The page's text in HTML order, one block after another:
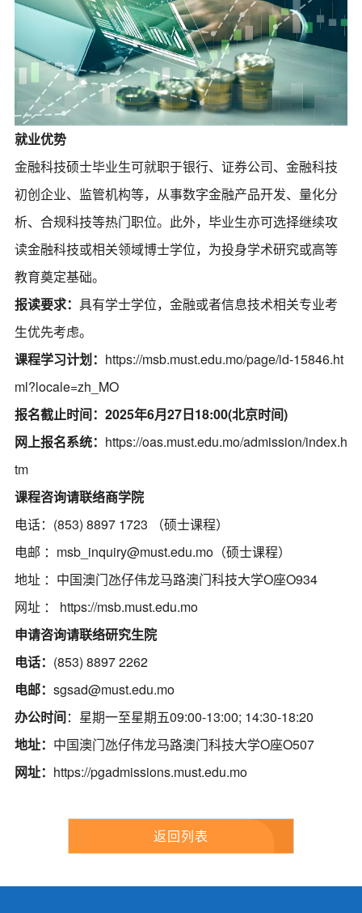
就业优势
金融科技硕士毕业生可就职于银行、证券公司、金融科技
初创企业、监管机构等，从事数字金融产品开发、量化分
析、合规科技等热门职位。此外，毕业生亦可选择继续攻
读金融科技或相关领域博士学位，为投身学术研究或高等
教育奠定基础。
报读要求： 具有学士学位，金融或者信息技术相关专业考
生优先考虑。
课程学习计划： https://msb.must.edu.mo/page/id-15846.ht
ml?locale=zh_MO
报名截止时间：2025年6月27日18:00(北京时间)
网上报名系统： https://oas.must.edu.mo/admission/index.h
tm
课程咨询请联络商学院
电话：(853) 8897 1723 （硕士课程）
电邮 ： msb_inquiry@must.edu.mo（硕士课程）
地址 ：中国澳门氹仔伟龙马路澳门科技大学O座O934
网址 ： https://msb.must.edu.mo
申请咨询请联络研究生院
电话： (853) 8897 2262
电邮： sgsad@must.edu.mo
办公时间：星期一至星期五09:00-13:00; 14:30-18:20
地址： 中国澳门氹仔伟龙马路澳门科技大学O座O507
网址： https://pgadmissions.must.edu.mo
返回列表